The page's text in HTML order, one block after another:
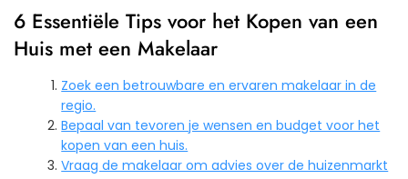
6 Essentiële Tips voor het Kopen van een
Huis met een Makelaar
Zoek een betrouwbare en ervaren makelaar in de
regio.
Bepaal van tevoren je wensen en budget voor het
kopen van een huis.
Vraag de makelaar om advies over de huizenmarkt